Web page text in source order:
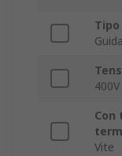
Con
Vite